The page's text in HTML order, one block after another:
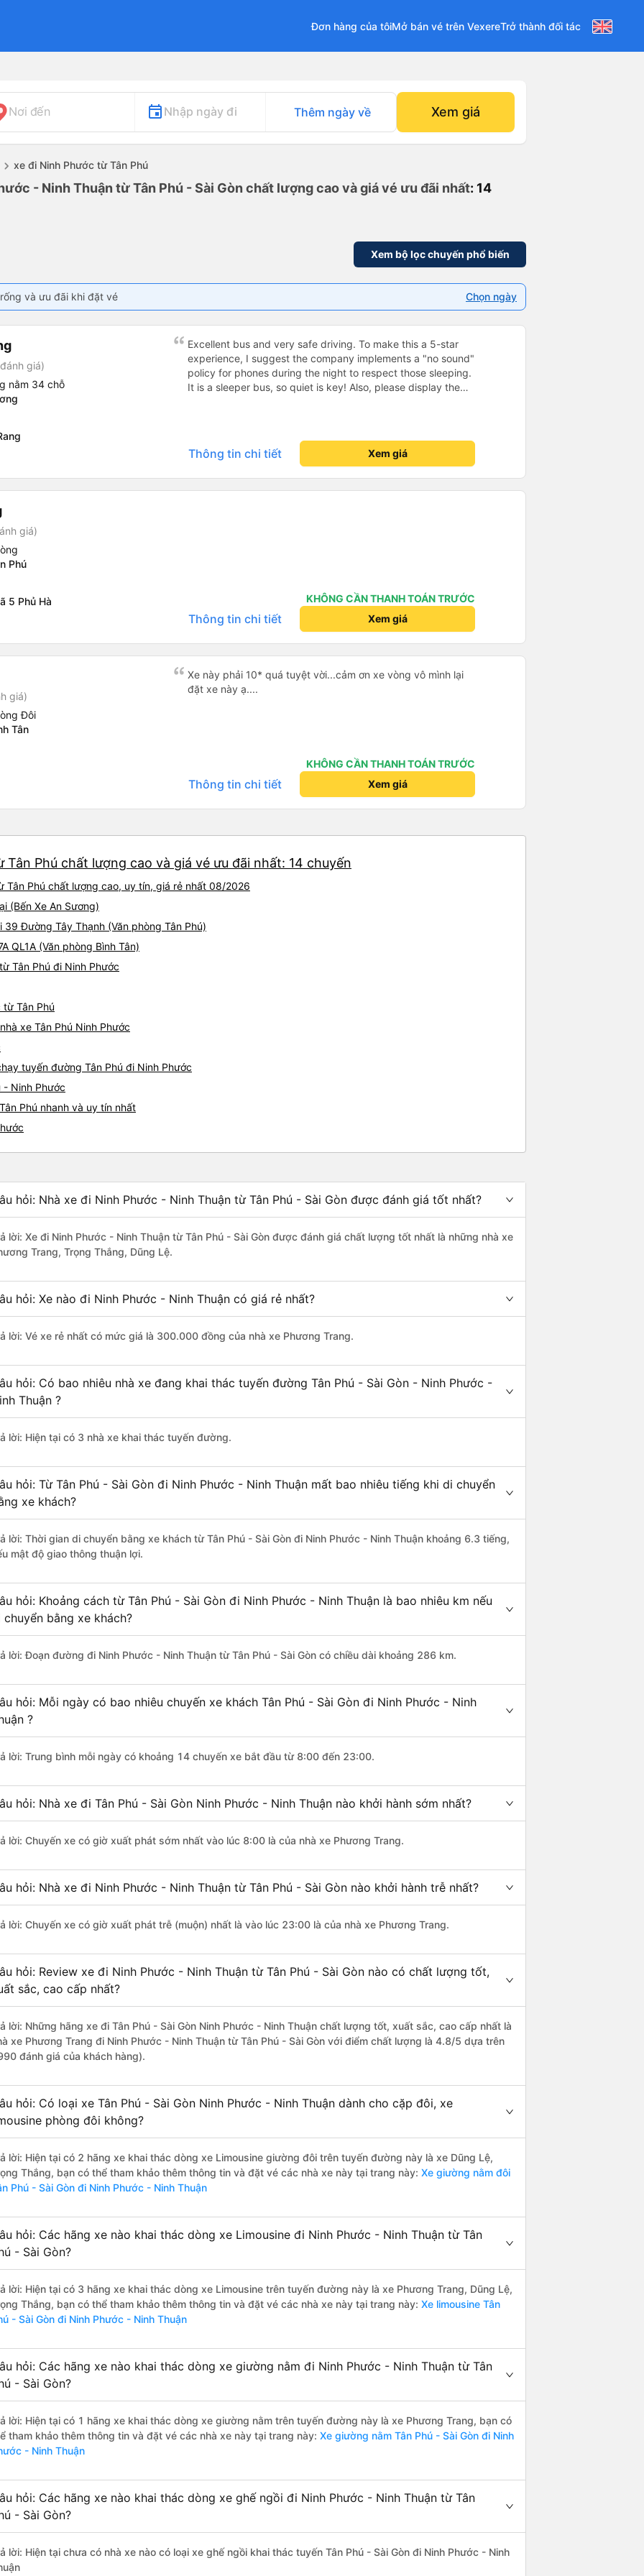
Đơn hàng của tôiMở bán vé trên VexereTrở thành đối tác
Nơi đến Nhập ngày đi Thêm ngày về Xem giá
xe đi Ninh Phước từ Tân Phú
- Ninh Thuận từ Tân Phú - Sài Gòn chất lượng cao và giá vé ưu đãi nhất: 14
Xem bộ lọc chuyến phổ biến
và ưu đãi khi đặt vé Chọn ngày
giá)
nằm 34 chỗ
Excellent bus and very safe driving. To make this a 5-star
experience, I suggest the company implements a "no sound"
policy for phones during the night to respect those sleeping.
It is a sleeper bus, so quiet is key! Also, please display the
hơn, tôi góp ý nhà xe nên có quy định rõ ràng về việc giữ im
lặng (tắt âm thanh điện thoại) vào ban đêm để tránh làm
Thông tin chi tiết Xem giá
giá)
Phú
5 Phủ Hà
KHÔNG CẦN THANH TOÁN TRƯỚC
Thông tin chi tiết Xem giá
giá)
Đôi
Tân
Xe này phải 10* quá tuyệt vời...cảm ơn xe vòng vô mình lại
đặt xe này ạ....
KHÔNG CẦN THANH TOÁN TRƯỚC
Thông tin chi tiết Xem giá
Phú chất lượng cao và giá vé ưu đãi nhất: 14 chuyến
Tân Phú chất lượng cao, uy tín, giá rẻ nhất 08/2026
(Bến Xe An Sương)
Đường Tây Thạnh (Văn phòng Tân Phú)
QL1A (Văn phòng Bình Tân)
Tân Phú đi Ninh Phước
Tân Phú
xe Tân Phú Ninh Phước
tuyến đường Tân Phú đi Ninh Phước
- Ninh Phước
Phú nhanh và uy tín nhất
hỏi: Nhà xe đi Ninh Phước - Ninh Thuận từ Tân Phú - Sài Gòn được đánh giá tốt nhất?
lời: Xe đi Ninh Phước - Ninh Thuận từ Tân Phú - Sài Gòn được đánh giá chất lượng tốt nhất là những nhà xe
Trang, Trọng Thắng, Dũng Lệ.
hỏi: Xe nào đi Ninh Phước - Ninh Thuận có giá rẻ nhất?
lời: Vé xe rẻ nhất có mức giá là 300.000 đồng của nhà xe Phương Trang.
hỏi: Có bao nhiêu nhà xe đang khai thác tuyến đường Tân Phú - Sài Gòn - Ninh Phước -
Thuận ?
lời: Hiện tại có 3 nhà xe khai thác tuyến đường.
hỏi: Từ Tân Phú - Sài Gòn đi Ninh Phước - Ninh Thuận mất bao nhiêu tiếng khi di chuyển
xe khách?
lời: Thời gian di chuyển bằng xe khách từ Tân Phú - Sài Gòn đi Ninh Phước - Ninh Thuận khoảng 6.3 tiếng,
mật độ giao thông thuận lợi.
hỏi: Khoảng cách từ Tân Phú - Sài Gòn đi Ninh Phước - Ninh Thuận là bao nhiêu km nếu
chuyển bằng xe khách?
lời: Đoạn đường đi Ninh Phước - Ninh Thuận từ Tân Phú - Sài Gòn có chiều dài khoảng 286 km.
hỏi: Mỗi ngày có bao nhiêu chuyến xe khách Tân Phú - Sài Gòn đi Ninh Phước - Ninh
?
lời: Trung bình mỗi ngày có khoảng 14 chuyến xe bắt đầu từ 8:00 đến 23:00.
hỏi: Nhà xe đi Tân Phú - Sài Gòn Ninh Phước - Ninh Thuận nào khởi hành sớm nhất?
lời: Chuyến xe có giờ xuất phát sớm nhất vào lúc 8:00 là của nhà xe Phương Trang.
hỏi: Nhà xe đi Ninh Phước - Ninh Thuận từ Tân Phú - Sài Gòn nào khởi hành trễ nhất?
lời: Chuyến xe có giờ xuất phát trễ (muộn) nhất là vào lúc 23:00 là của nhà xe Phương Trang.
hỏi: Review xe đi Ninh Phước - Ninh Thuận từ Tân Phú - Sài Gòn nào có chất lượng tốt,
sắc, cao cấp nhất?
lời: Những hãng xe đi Tân Phú - Sài Gòn Ninh Phước - Ninh Thuận chất lượng tốt, xuất sắc, cao cấp nhất là
xe Phương Trang đi Ninh Phước - Ninh Thuận từ Tân Phú - Sài Gòn với điểm chất lượng là 4.8/5 dựa trên
đánh giá của khách hàng).
hỏi: Có loại xe Tân Phú - Sài Gòn Ninh Phước - Ninh Thuận dành cho cặp đôi, xe
phòng đôi không?
lời: Hiện tại có 2 hãng xe khai thác dòng xe Limousine giường đôi trên tuyến đường này là xe Dũng Lệ,
Thắng, bạn có thể tham khảo thêm thông tin và đặt vé các nhà xe này tại trang này: Xe giường nằm đôi
Phú - Sài Gòn đi Ninh Phước - Ninh Thuận
hỏi: Các hãng xe nào khai thác dòng xe Limousine đi Ninh Phước - Ninh Thuận từ Tân
- Sài Gòn?
lời: Hiện tại có 3 hãng xe khai thác dòng xe Limousine trên tuyến đường này là xe Phương Trang, Dũng Lệ,
Thắng, bạn có thể tham khảo thêm thông tin và đặt vé các nhà xe này tại trang này: Xe limousine Tân
- Sài Gòn đi Ninh Phước - Ninh Thuận
hỏi: Các hãng xe nào khai thác dòng xe giường nằm đi Ninh Phước - Ninh Thuận từ Tân
- Sài Gòn?
lời: Hiện tại có 1 hãng xe khai thác dòng xe giường nằm trên tuyến đường này là xe Phương Trang, bạn có
tham khảo thêm thông tin và đặt vé các nhà xe này tại trang này: Xe giường nằm Tân Phú - Sài Gòn đi Ninh
- Ninh Thuận
hỏi: Các hãng xe nào khai thác dòng xe ghế ngồi đi Ninh Phước - Ninh Thuận từ Tân
- Sài Gòn?
lời: Hiện tại chưa có nhà xe nào có loại xe ghế ngồi khai thác tuyến Tân Phú - Sài Gòn đi Ninh Phước - Ninh